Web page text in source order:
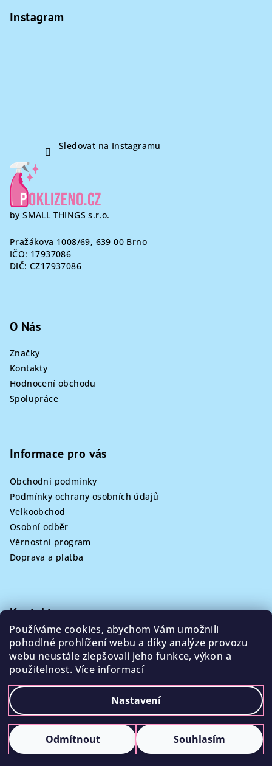
Používáme cookies, abychom Vám umožnili
pohodlné prohlížení webu a díky analýze provozu
webu neustále zlepšovali jeho funkce, výkon a
použitelnost. Více informací
Nastavení
Odmítnout Souhlasím
Instagram
Sledovat na Instagramu
by SMALL THINGS s.r.o.
Pražákova 1008/69, 639 00 Brno
IČO: 17937086
DIČ: CZ17937086
O Nás
Značky
Kontakty
Hodnocení obchodu
Spolupráce
Informace pro vás
Obchodní podmínky
Podmínky ochrany osobních údajů
Velkoobchod
Osobní odběr
Věrnostní program
Doprava a platba
Kontakt
info@poklizeno.cz
Copyright 2026Poklizeno.cz. Všechna práva vyhrazena.
Vytvořil Shoptet
Sleva 100 Kč na
první nákup?🩵
ANO NE